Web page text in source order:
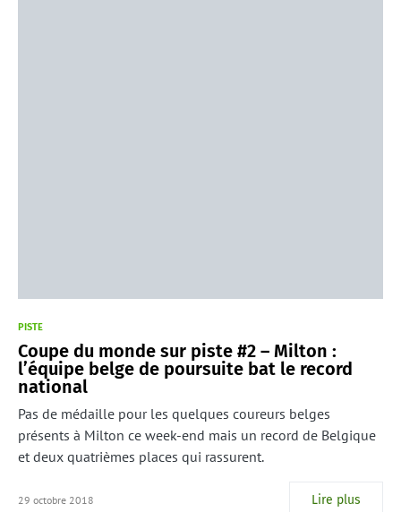
PISTE
Coupe du monde sur piste #2 – Milton :
l’équipe belge de poursuite bat le record
national
Pas de médaille pour les quelques coureurs belges
présents à Milton ce week-end mais un record de Belgique
et deux quatrièmes places qui rassurent.
29 octobre 2018 Lire plus